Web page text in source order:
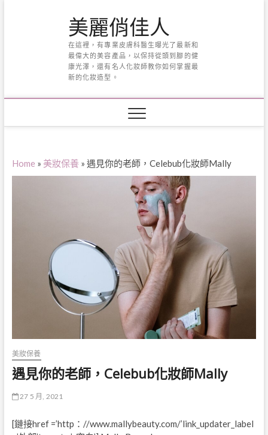
美麗俏佳人
在這裡，有專業皮膚科醫生曝光了最新和
最偉大的美容產品，以保持從頭到腳的健
康光澤，還有名人化妝師教你如何掌握最
新的化妝造型。
Home » 美妝保養 » 遇見你的老師，Celebub化妝師Mally
美妝保養
遇見你的老師，Celebub化妝師Mally
27 5 月, 2021
[鏈接href =’http：//www.mallybeauty.com/’link_updater_label